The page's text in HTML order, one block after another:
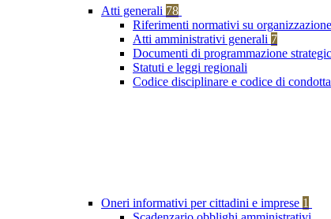
Atti generali 78
Riferimenti normativi su
Atti amministrativi generali 7
Documenti di programmazione
Statuti e leggi regionali
Codice disciplinare e codice di condotta
Oneri informativi per cittadini e imprese 1